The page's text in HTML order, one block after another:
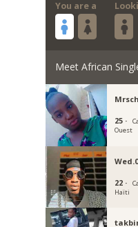
You are a
Meet African
25 ·
Ouest
22 ·
Haïti